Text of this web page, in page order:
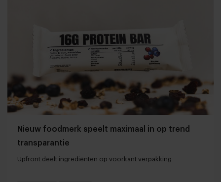
Nieuw foodmerk speelt maximaal in op trend
transparantie
Upfront deelt ingrediënten op voorkant verpakking